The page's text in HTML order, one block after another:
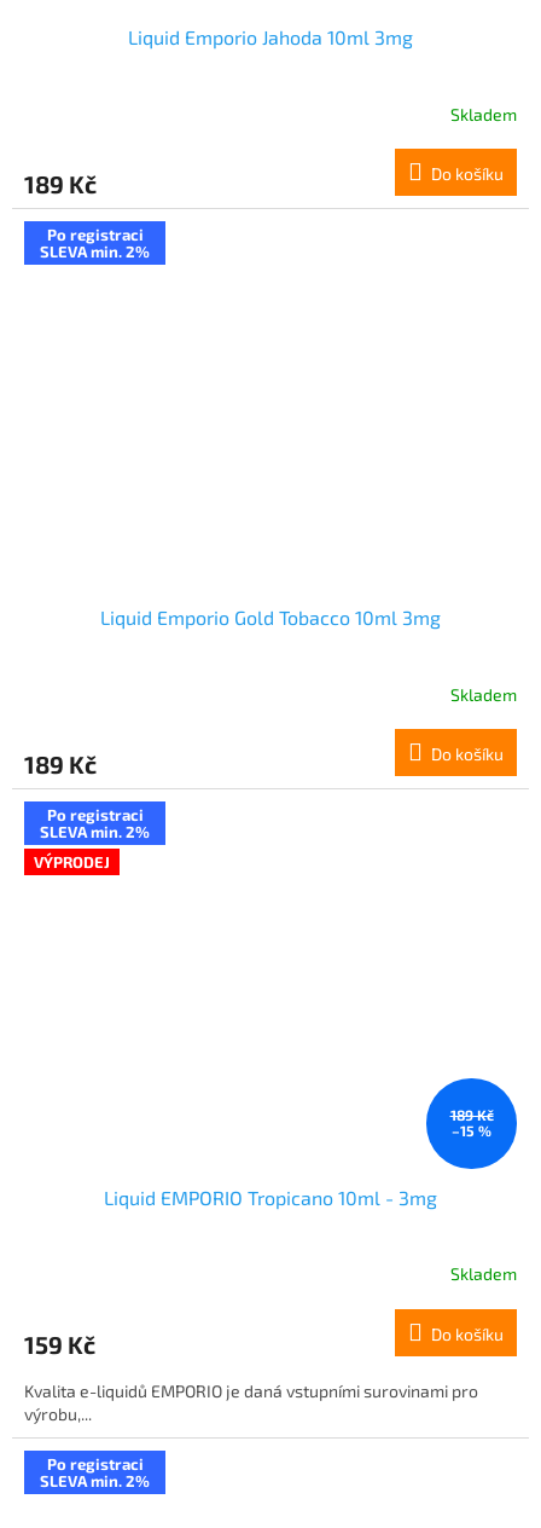
Liquid Emporio Jahoda 10ml 3mg
Skladem
189 Kč Do košíku
Po registraci
SLEVA min. 2%
Liquid Emporio Gold Tobacco 10ml 3mg
Skladem
189 Kč Do košíku
Po registraci
SLEVA min. 2%
VÝPRODEJ
189 Kč
–15 %
Liquid EMPORIO Tropicano 10ml - 3mg
Skladem
159 Kč Do košíku
Kvalita e-liquidů EMPORIO je daná vstupními surovinami pro
výrobu,...
Po registraci
SLEVA min. 2%